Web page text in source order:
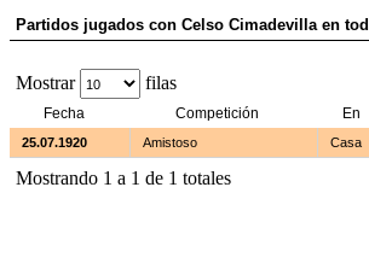
Partidos jugados con Celso Cimadevilla en
Mostrar filas
Fecha Competición En
25.07.1920 Amistoso Casa
Mostrando 1 a 1 de 1 totales